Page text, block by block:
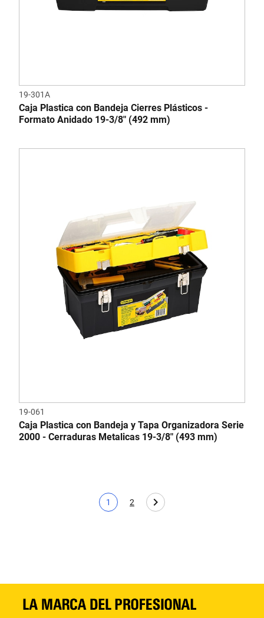
19-301A
Caja Plastica con Bandeja Cierres Plásticos -
Formato Anidado 19-3/8" (492 mm)
19-061
Caja Plastica con Bandeja y Tapa Organizadora Serie
2000 - Cerraduras Metalicas 19-3/8" (493 mm)
Página actual
1
Page
2